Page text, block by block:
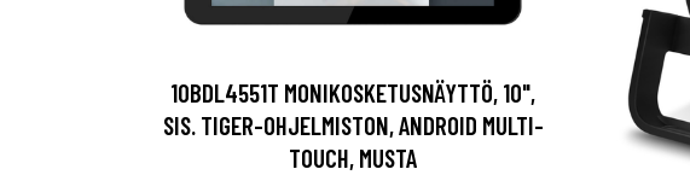
10BDL4551T MONIKOSKETUSNÄYTTÖ, 10",
SIS. TIGER-OHJELMISTON, ANDROID MULTI-
TOUCH, MUSTA